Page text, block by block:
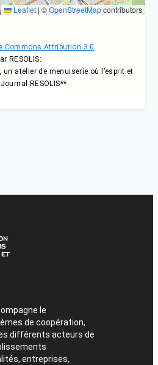
Leaflet | ©OpenStreetMapcontributors
Commons Attribution 3.0
RESOLIS:
atelier de menuiserie où l’esprit et
RESOLIS**
le
de coopération,
différents acteurs de
entreprises,